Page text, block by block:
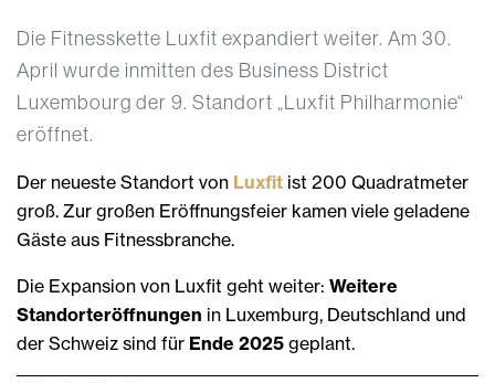
Die Fitnesskette Luxfit expandiert weiter. Am 30.
April wurde inmitten des Business District
Luxembourg der 9. Standort „Luxfit Philharmonie“
eröffnet.
Der neueste Standort von Luxfit ist 200 Quadratmeter
groß. Zur großen Eröffnungsfeier kamen viele geladene
Gäste aus Fitnessbranche.
Die Expansion von Luxfit geht weiter: Weitere
Standorteröffnungen in Luxemburg, Deutschland und
der Schweiz sind für Ende 2025 geplant.